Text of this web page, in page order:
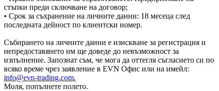
стъпки преди сключване на договор;
• Срок за съхранение на личните данни: 18 месеца след
последната дейност по клиентски номер.
Събирането на личните данни е изискване за регистрация и
непредоставянето им ще доведе до невъзможност за
изпълнение. Запознат съм, че мога да оттегля съгласието си по
всяко време чрез заявление в EVN Офис или на имейл:
info@evn-trading.com.
Моля, попълнете полето.